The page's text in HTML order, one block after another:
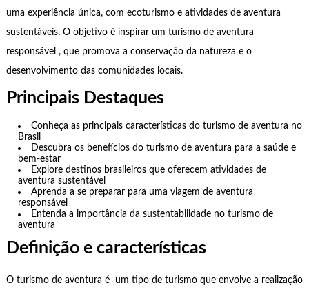
uma experiência única, com ecoturismo e atividades de aventura
sustentáveis. O objetivo é inspirar um turismo de aventura
responsável , que promova a conservação da natureza e o
desenvolvimento das comunidades locais.
Principais Destaques
Conheça as principais características do turismo de aventura no
Brasil
Descubra os benefícios do turismo de aventura para a saúde e
bem-estar
Explore destinos brasileiros que oferecem atividades de
aventura sustentável
Aprenda a se preparar para uma viagem de aventura
responsável
Entenda a importância da sustentabilidade no turismo de
aventura
Definição e características
O turismo de aventura é um tipo de turismo que envolve a realização